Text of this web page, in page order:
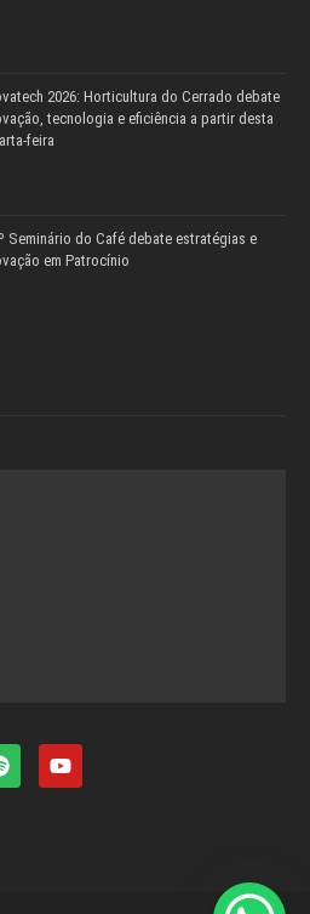
2026: Horticultura do Cerrado debate
tecnologia e eficiência a partir desta
feira
Seminário do Café debate estratégias e
em Patrocínio